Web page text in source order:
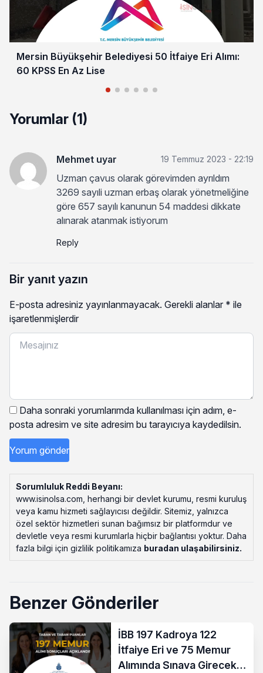
Mersin Büyükşehir Belediyesi 50 İtfaiye Eri Alımı:
60 KPSS En Az Lise
Yorumlar (1)
Mehmet uyar 19 Temmuz 2023 - 22:19
Uzman çavus olarak görevimden ayrıldım
3269 sayıli uzman erbaş olarak yönetmeliğine
göre 657 sayılı kanunun 54 maddesi dikkate
alınarak atanmak istiyorum
Reply
Bir yanıt yazın
E-posta adresiniz yayınlanmayacak. Gerekli alanlar * ile
işaretlenmişlerdir
Daha sonraki yorumlarımda kullanılması için adım, e-
posta adresim ve site adresim bu tarayıcıya kaydedilsin.
Sorumluluk Reddi Beyanı:
www.isinolsa.com, herhangi bir devlet kurumu, resmi kuruluş
veya kamu hizmeti sağlayıcısı değildir. Sitemiz, yalnızca
özel sektör hizmetleri sunan bağımsız bir platformdur ve
devletle veya resmi kurumlarla hiçbir bağlantısı yoktur. Daha
fazla bilgi için gizlilik politikamıza buradan ulaşabilirsiniz.
Benzer Gönderiler
İBB 197 Kadroya 122
İtfaiye Eri ve 75 Memur
Alımında Sınava Girecek